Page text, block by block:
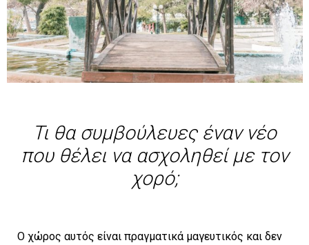
Τι θα συμβούλευες έναν νέο
που θέλει να ασχοληθεί με τον
χορό;
Ο χώρος αυτός είναι πραγματικά μαγευτικός και δεν